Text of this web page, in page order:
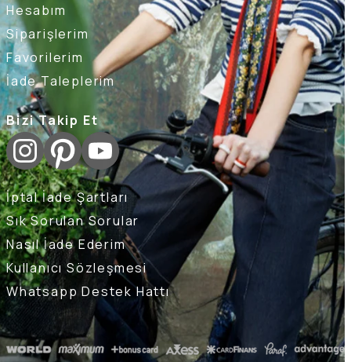
Hesabım
Siparişlerim
Favorilerim
İade Taleplerim
Bizi Takip Et
İptal İade Şartları
Sık Sorulan Sorular
Nasıl İade Ederim
Kullanıcı Sözleşmesi
Whatsapp Destek Hattı